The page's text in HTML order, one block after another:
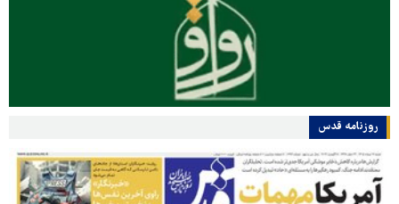
روزنامه قدس